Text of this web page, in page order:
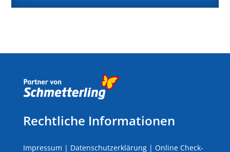
Rechtliche Informationen
Impressum | Datenschutzerklärung| Online Check-